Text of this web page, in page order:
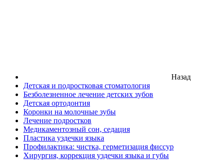
Назад
Детская и подростковая стоматология
Безболезненное лечение детских зубов
Детская ортодонтия
Коронки на молочные зубы
Лечение подростков
Медикаментозный сон, седация
Пластика уздечки языка
Профилактика: чистка, герметизация фиссур
Хирургия, коррекция уздечки языка и губы